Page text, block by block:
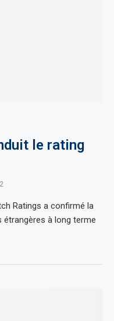
le rating
Ratings a confirmé la
à long terme